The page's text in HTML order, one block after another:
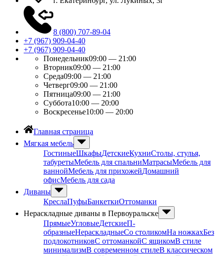
8 (800) 707-89-04
+7 (967) 909-04-40
+7 (967) 909-04-40
Понедельник09:00 — 21:00
Вторник09:00 — 21:00
Среда09:00 — 21:00
Четверг09:00 — 21:00
Пятница09:00 — 21:00
Суббота10:00 — 20:00
Воскресенье10:00 — 20:00
Главная страница
Мягкая мебель
ГостиныеШкафыДетскиеКухниСтолы, стулья,
табуретыМебель для спальниМатрасыМебель для
ваннойМебель для прихожейДомашний
офисМебель для сада
Диваны
КреслаПуфыБанкеткиОттоманки
Нераскладные диваны в Первоуральске
ПрямыеУгловыеДетскиеП-
образныеНераскладныеСо столикомНа ножкахБез
подлокотниковС оттоманкойС ящикомВ стиле
минимализмВ современном стилеВ классическом